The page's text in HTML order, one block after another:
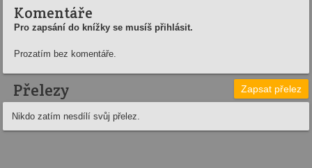
Komentáře
Pro zapsání do knížky se musíš přihlásit.
Prozatím bez komentáře.
Přelezy Zapsat přelez
Nikdo zatím nesdílí svůj přelez.